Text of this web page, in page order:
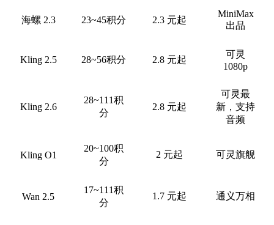
海螺 2.3 23~45积分 2.3 元起
MiniMax
出品
Kling 2.5 28~56积分 2.8 元起
可灵
1080p
Kling 2.6
28~111积
分
2.8 元起
可灵最
新，支持
音频
Kling O1
20~100积
分
2 元起 可灵旗舰
Wan 2.5
17~111积
分
1.7 元起 通义万相